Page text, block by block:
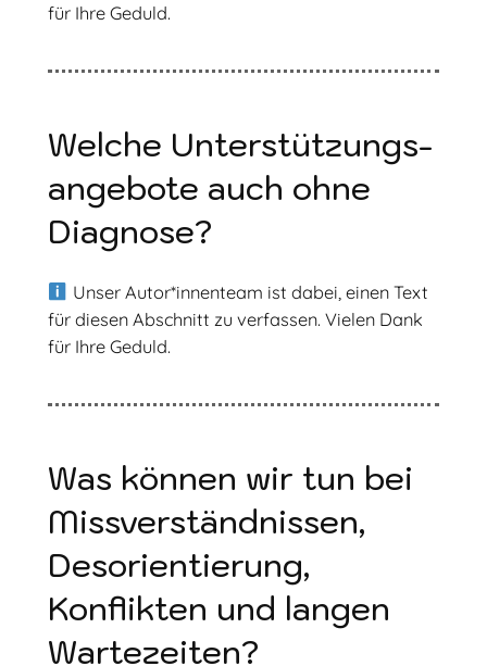
für Ihre Geduld.
Welche Unterstützungs­
angebote auch ohne
Diagnose?
Unser Autor*innenteam ist dabei, einen Text
für diesen Abschnitt zu verfassen. Vielen Dank
für Ihre Geduld.
Was können wir tun bei
Missverständnissen,
Desorientierung,
Konflikten und langen
Wartezeiten?